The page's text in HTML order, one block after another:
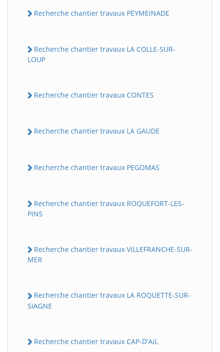
Recherche chantier travaux PEYMEiNADE
Recherche chantier travaux LA COLLE-SUR-
LOUP
Recherche chantier travaux CONTES
Recherche chantier travaux LA GAUDE
Recherche chantier travaux PEGOMAS
Recherche chantier travaux ROQUEFORT-LES-
PiNS
Recherche chantier travaux ViLLEFRANCHE-SUR-
MER
Recherche chantier travaux LA ROQUETTE-SUR-
SiAGNE
Recherche chantier travaux CAP-D'AiL